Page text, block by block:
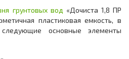
грунтовых вод «Дочиста 1,8 ПР
пластиковая емкость, в
следующие основные элементы